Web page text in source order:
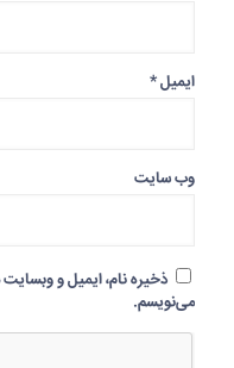
ایمیل*
وب‌ سایت
ذخیره نام، ایمیل و
می‌نویسم.